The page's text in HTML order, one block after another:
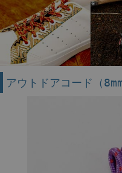
アウトドアコード（